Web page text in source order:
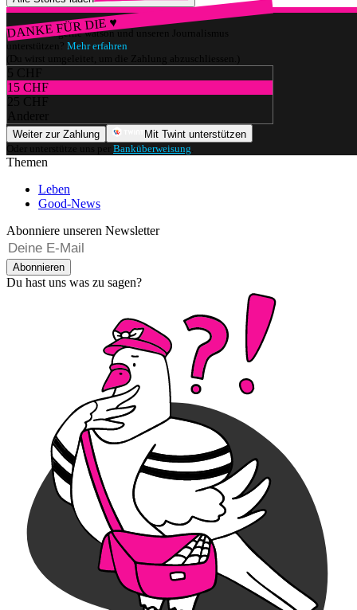
DANKE FÜR DIE ♥
Würdest du gerne watson und unseren Journalismus
unterstützen? Mehr erfahren
(Du wirst umgeleitet, um die Zahlung abzuschliessen.)
5 CHF
15 CHF
25 CHF
Anderer
Weiter zur Zahlung
Mit Twint unterstützen
Oder unterstütze uns per Banküberweisung
Themen
Leben
Good-News
Abonniere unseren Newsletter
Abonnieren
Du hast uns was zu sagen?